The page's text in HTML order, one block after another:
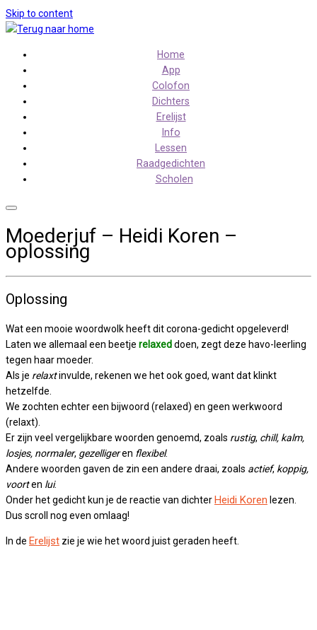
Skip to content
Home
App
Colofon
Dichters
Erelijst
Info
Lessen
Raadgedichten
Scholen
Moederjuf – Heidi Koren –
oplossing
Oplossing
Wat een mooie woordwolk heeft dit corona-gedicht opgeleverd!
Laten we allemaal een beetje relaxeddoen, zegt deze havo-leerling
tegen haar moeder.
Als je relaxtinvulde, rekenen we het ook goed, want dat klinkt
hetzelfde.
We zochten echter een bijwoord (relaxed) en geen werkwoord
(relaxt).
Er zijn veel vergelijkbare woorden genoemd, zoals rustig, chill, kalm,
losjes, normaler, gezelligeren flexibel.
Andere woorden gaven de zin een andere draai, zoals actief, koppig,
voorten lui.
Onder het gedicht kun je de reactie van dichter Heidi Koren lezen.
Dus scroll nog even omlaag!
In de Erelijst zie je wie het woord juist geraden heeft.